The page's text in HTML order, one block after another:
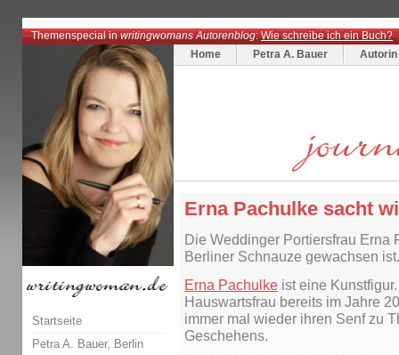
Themenspecial inwritingwomans Autorenblog:Wie schreibe ich ein Buch?
Home
Petra A. Bauer Autorin
Erna Pachulke sacht
Die Weddinger Portiersfrau Erna
Berliner Schnauze gewachsen ist.
Erna Pachulke ist eine
Hauswartsfrau bereits im Jahre
immer mal wieder ihren Senf zu
Geschehens.
Startseite
Petra A. Bauer, Berlin